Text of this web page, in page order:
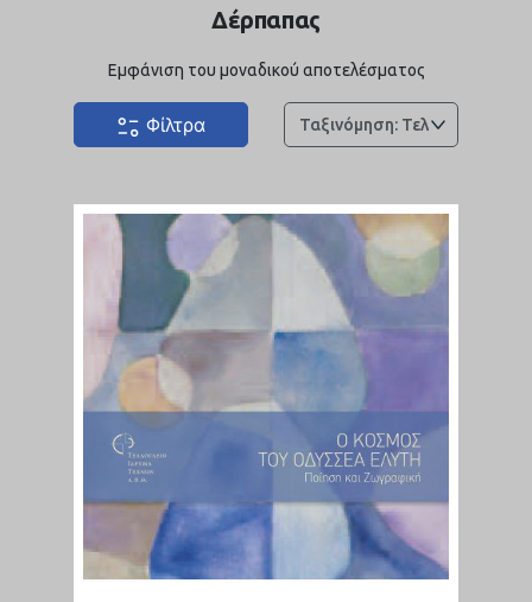
Δέρπαπας
Φίλτρα
Εμφάνιση του μοναδικού αποτελέσματος